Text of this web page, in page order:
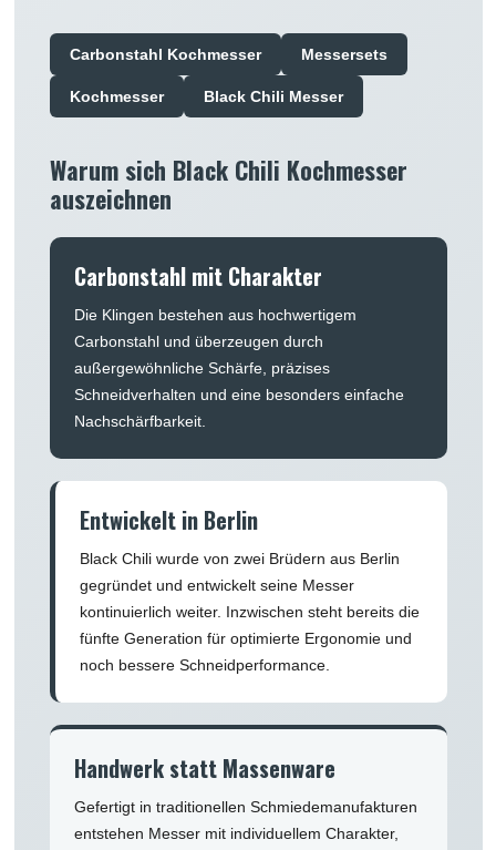
Carbonstahl Kochmesser Messersets
Kochmesser Black Chili Messer
Warum sich Black Chili Kochmesser
auszeichnen
Carbonstahl mit Charakter
Die Klingen bestehen aus hochwertigem
Carbonstahl und überzeugen durch
außergewöhnliche Schärfe, präzises
Schneidverhalten und eine besonders einfache
Nachschärfbarkeit.
Entwickelt in Berlin
Black Chili wurde von zwei Brüdern aus Berlin
gegründet und entwickelt seine Messer
kontinuierlich weiter. Inzwischen steht bereits die
fünfte Generation für optimierte Ergonomie und
noch bessere Schneidperformance.
Handwerk statt Massenware
Gefertigt in traditionellen Schmiedemanufakturen
entstehen Messer mit individuellem Charakter,